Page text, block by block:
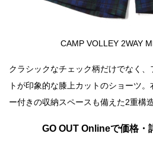
CAMP VOLLEY 2WAY
クラシックなチェック柄だけでなく
トが印象的な膝上カットのショーツ
ー付きの収納スペースも備えた2重構造
GO OUT Onlineで価格・